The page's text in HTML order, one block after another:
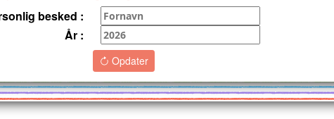
besked :
År :
Opdater